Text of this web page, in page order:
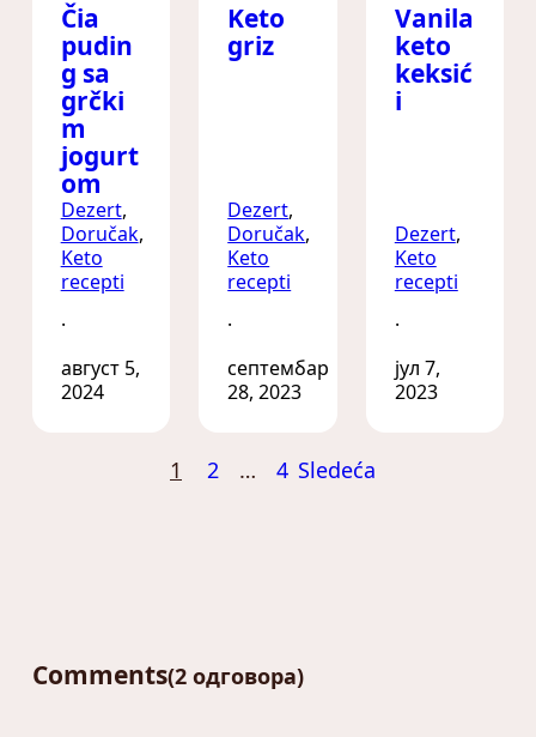
Čia
pudin
g sa
grčki
m
jogurt
om
Dezert
Doručak
Keto
recepti
·
август 5,
2024
Keto
griz
Dezert
Doručak
Keto
recepti
·
септембар
28, 2023
Vanila
keto
keksić
i
Dezert
Keto
recepti
·
јул 7,
2023
1 2 … 4 Sledeća
Comments 2 одговора